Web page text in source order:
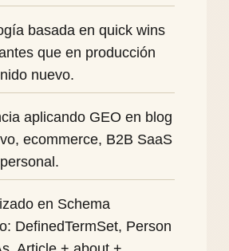
basada en quick wins
que en producción
nuevo.
aplicando GEO en blog
ecommerce, B2B SaaS
en Schema
DefinedTermSet, Person